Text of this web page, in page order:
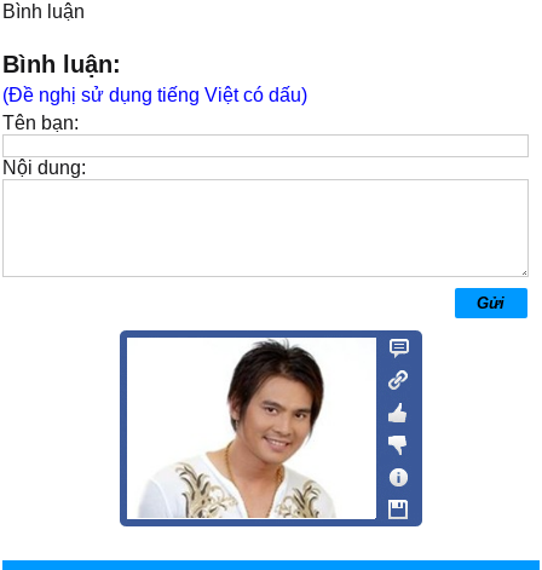
Bình luận
Bình luận:
(Đề nghị sử dụng tiếng Việt có dấu)
Tên bạn:
Nội dung: